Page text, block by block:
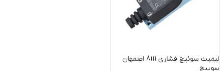
لیمیت سوئیچ فشاری 8111 اصفهان
سوییچ